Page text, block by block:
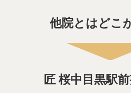
他院とはどこ
匠 桜中目黒駅